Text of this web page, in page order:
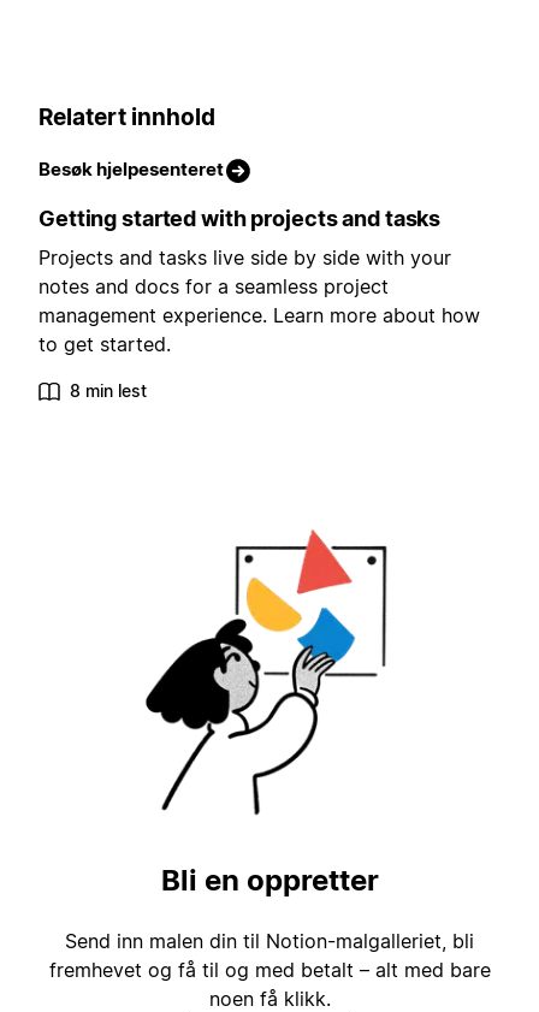
Relatert innhold
Besøk hjelpesenteret
Getting started with projects and tasks
Projects and tasks live side by side with your
notes and docs for a seamless project
management experience. Learn more about how
to get started.
8 min lest
Bli en oppretter
Send inn malen din til Notion-malgalleriet, bli
fremhevet og få til og med betalt – alt med bare
noen få klikk.